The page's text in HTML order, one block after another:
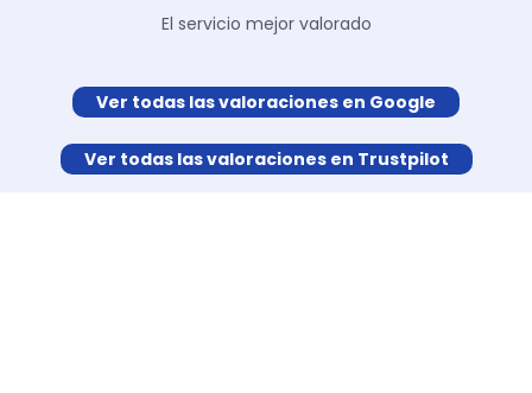
El servicio mejor valorado
Ver todas las valoraciones en Google
Ver todas las valoraciones en Trustpilot